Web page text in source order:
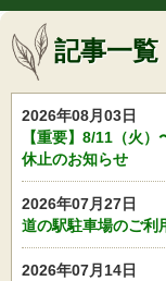
記事一覧
2026年08月03日
【重要】8/11（火
休止のお知らせ
2026年07月27日
道の駅駐車場のご利
2026年07月14日